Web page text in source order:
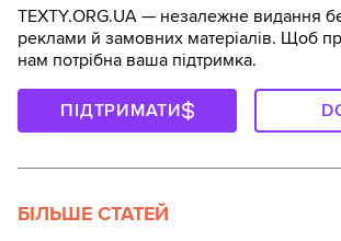
TEXTY.ORG.UA — незалежне видання
реклами й замовних матеріалів. Щоб
нам потрібна ваша підтримка.
ПІДТРИМАТИ
БІЛЬШЕ СТАТЕЙ